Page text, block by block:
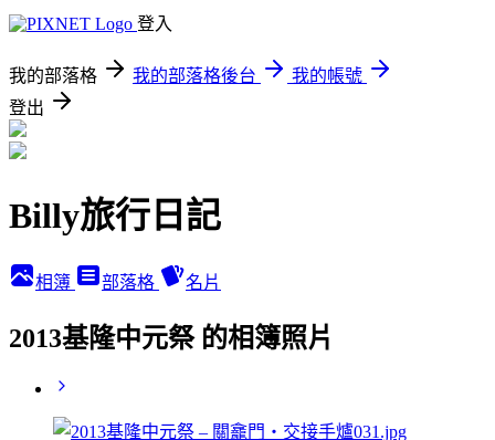
登入
我的部落格 我的部落格後台
我的帳號
登出
Billy旅行日記
相簿 部落格 名片
2013基隆中元祭 的相簿照片